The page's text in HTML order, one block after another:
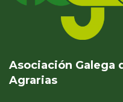
Asociación Galega
Agrarias